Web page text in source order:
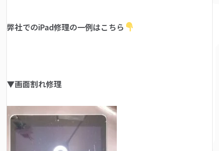
弊社でのiPad修理の一例はこちら
▼画面割れ修理